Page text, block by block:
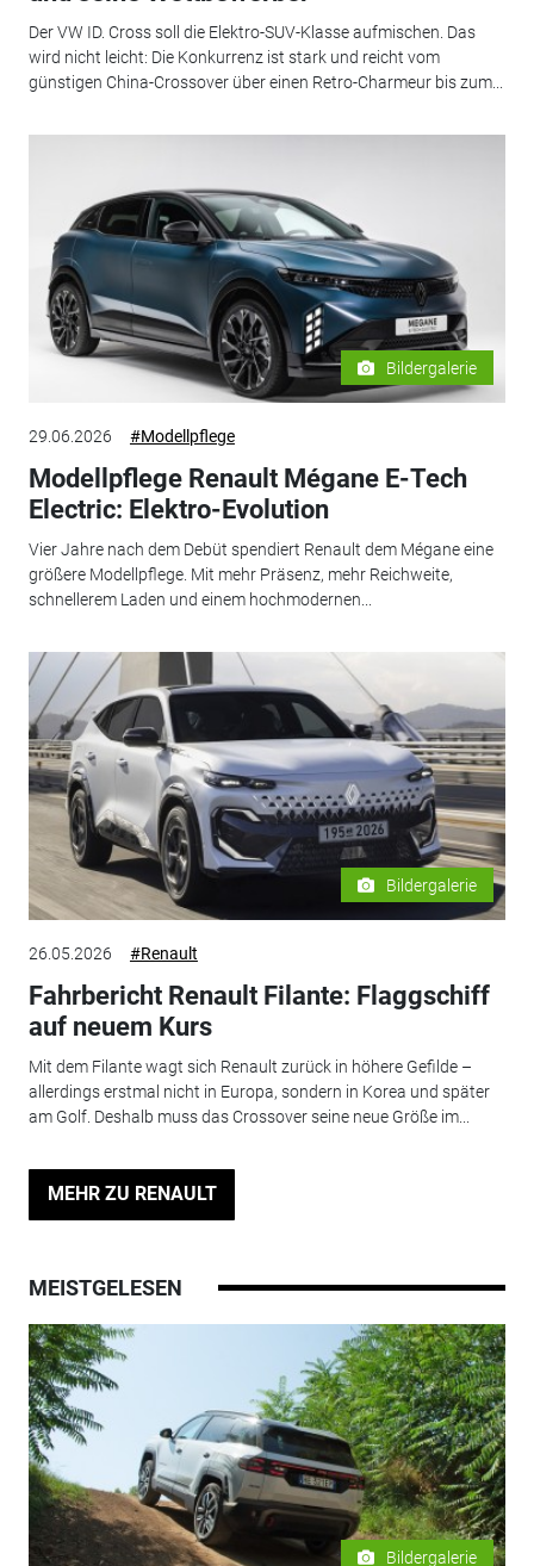
Der VW ID. Cross soll die Elektro-SUV-Klasse aufmischen. Das
wird nicht leicht: Die Konkurrenz ist stark und reicht vom
günstigen China-Crossover über einen Retro-Charmeur bis zum...
Bildergalerie
29.06.2026 #Modellpflege
Modellpflege Renault Mégane E-Tech
Electric: Elektro-Evolution
Vier Jahre nach dem Debüt spendiert Renault dem Mégane eine
größere Modellpflege. Mit mehr Präsenz, mehr Reichweite,
schnellerem Laden und einem hochmodernen...
Bildergalerie
26.05.2026 #Renault
Fahrbericht Renault Filante: Flaggschiff
auf neuem Kurs
Mit dem Filante wagt sich Renault zurück in höhere Gefilde –
allerdings erstmal nicht in Europa, sondern in Korea und später
am Golf. Deshalb muss das Crossover seine neue Größe im...
MEHR ZU RENAULT
MEISTGELESEN
Bildergalerie